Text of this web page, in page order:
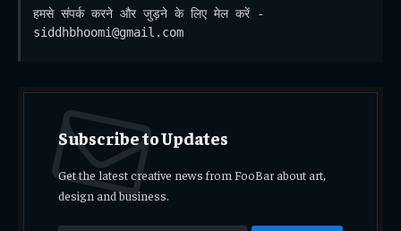
हमसे संपर्क करने और जुड़ने के लिए मेल करें -
siddhbhoomi@gmail.com
Subscribe to Updates
Get the latest creative news from FooBar about art,
design and business.